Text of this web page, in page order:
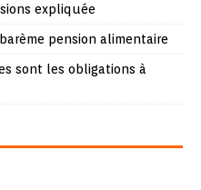
expliquée
pension alimentaire
sont les obligations à